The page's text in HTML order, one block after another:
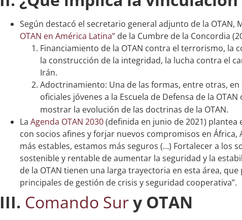
Según destacó el secretario general adjunto de la OTAN,
OTAN en América Latina” de la Cumbre de la Concordia
Financiamiento de la OTAN contra el terrorismo, la
la construcción de la integridad, la lucha contra el
Irán.
Adoctrinamiento: Una de las formas, entre otras,
oficiales jóvenes a la Escuela de Defensa de la
mostrar la evolución de las doctrinas de la OTAN.
La Agenda OTAN 2030(definida en junio de 2021)
con socios afines y forjar nuevos compromisos en África,
más estables, estamos más seguros (…) Fortalecer a los
sostenible y rentable de aumentar la seguridad y la
de la OTAN tienen una larga trayectoria en esta área,
principales de gestión de crisis y seguridad cooperativa”.
III. Comando Sury OTAN